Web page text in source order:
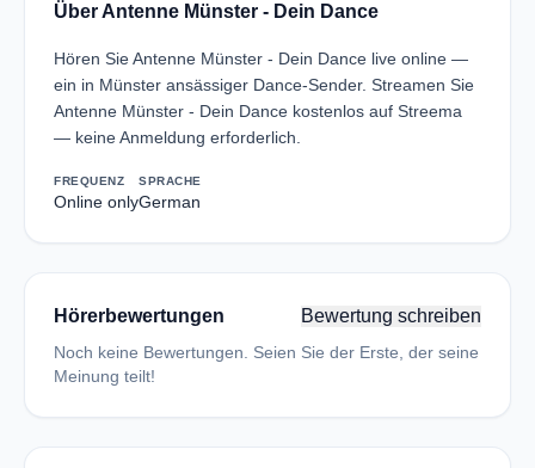
Über Antenne Münster - Dein Dance
Hören Sie Antenne Münster - Dein Dance live online —
ein in Münster ansässiger Dance-Sender. Streamen Sie
Antenne Münster - Dein Dance kostenlos auf Streema
— keine Anmeldung erforderlich.
FREQUENZ
Online only
SPRACHE
German
Hörerbewertungen Bewertung schreiben
Noch keine Bewertungen. Seien Sie der Erste, der seine
Meinung teilt!